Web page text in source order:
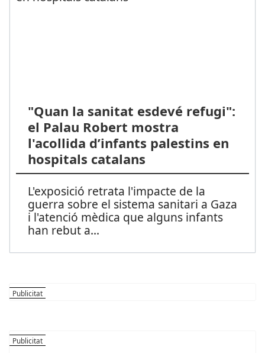
"Quan la sanitat esdevé refugi":
el Palau Robert mostra
l'acollida d’infants palestins en
hospitals catalans
L'exposició retrata l'impacte de la
guerra sobre el sistema sanitari a Gaza
i l'atenció mèdica que alguns infants
han rebut a...